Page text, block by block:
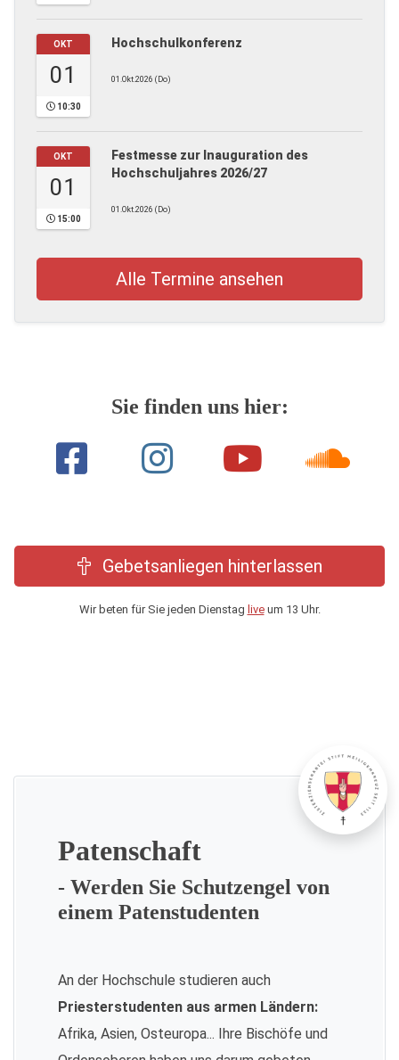
OKT
01
10:30
Hochschulkonferenz
01.Okt.2026 (Do)
OKT
01
15:00
Festmesse zur Inauguration des
Hochschuljahres 2026/27
01.Okt.2026 (Do)
Alle Termine ansehen
Sie finden uns hier:
Gebetsanliegen hinterlassen
Wir beten für Sie jeden Dienstag liveum 13 Uhr.
Patenschaft
- Werden Sie Schutzengel von
einem Patenstudenten
An der Hochschule studieren auch
Priesterstudenten aus armen Ländern:
Afrika, Asien, Osteuropa... Ihre Bischöfe und